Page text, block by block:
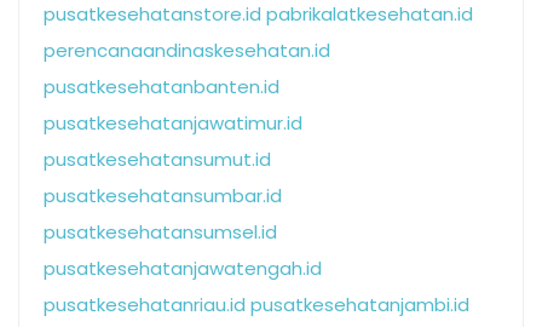
pusatkesehatanstore.id pabrikalatkesehatan.id
perencanaandinaskesehatan.id
pusatkesehatanbanten.id
pusatkesehatanjawatimur.id
pusatkesehatansumut.id
pusatkesehatansumbar.id
pusatkesehatansumsel.id
pusatkesehatanjawatengah.id
pusatkesehatanriau.id pusatkesehatanjambi.id